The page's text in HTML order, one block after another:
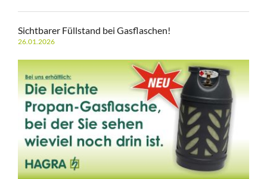
Sichtbarer Füllstand bei Gasflaschen!
26.01.2026